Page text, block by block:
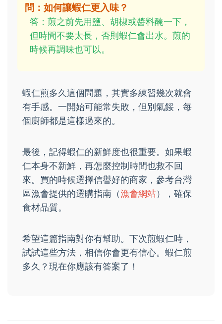
問：如何讓蝦仁更入味？
答：煎之前先用鹽、胡椒或醬料醃一下，
但時間不要太長，否則蝦仁會出水。煎的
時候再調味也可以。
蝦仁煎多久這個問題，其實多練習幾次就會
有手感。一開始可能常失敗，但別氣餒，每
個廚師都是這樣過來的。
最後，記得蝦仁的新鮮度也很重要。如果蝦
仁本身不新鮮，再怎麼控制時間也救不回
來。買的時候選擇信譽好的商家，參考台灣
區漁會提供的選購指南（漁會網站），確保
食材品質。
希望這篇指南對你有幫助。下次煎蝦仁時，
試試這些方法，相信你會更有信心。蝦仁煎
多久？現在你應該有答案了！